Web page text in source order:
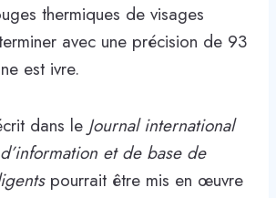
thermiques de visages
avec une précision de 93
est ivre.
dans le Journal international
et de base de
pourrait être mis en œuvre